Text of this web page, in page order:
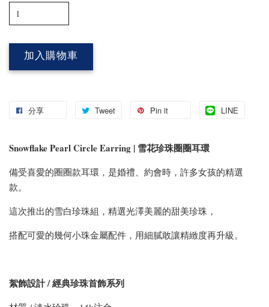
加入購物車
分享 Tweet Pin it LINE
Snowflake Pearl Circle Earring | 雪花珍珠圈圈耳環
備受喜愛的圈圈款耳環，是婚禮、約會時，許多女孩的精選
款。
這次推出的雪白珍珠組，精選光澤美麗的甜美珍珠，
搭配可愛的幾何小珠金屬配件，用細膩敢讓精緻度再升級。
絮飾設計 / 經典珍珠首飾系列